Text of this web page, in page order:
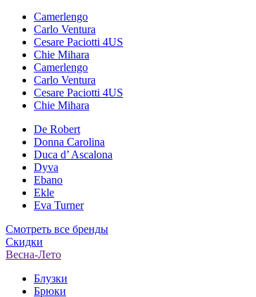
Camerlengo
Carlo Ventura
Cesare Paciotti 4US
Chie Mihara
Camerlengo
Carlo Ventura
Cesare Paciotti 4US
Chie Mihara
De Robert
Donna Carolina
Duca d’ Ascalona
Dyva
Ebano
Ekle
Eva Turner
Смотреть все бренды
Скидки
Весна-Лето
Блузки
Брюки